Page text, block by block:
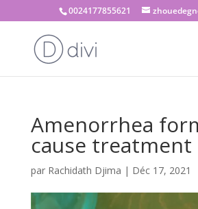
0024177855621
Amenorrhea
cause treatment
par Rachidath Djima | Déc 17, 2021